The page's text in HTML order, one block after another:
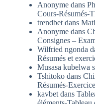
Anonyme dans
Cours-Résumés-
trendbet dans
Anonyme dans
Consignes –
Wilfried ngonda
Résumés et
Musasa kubelwa
Tshitoko dans
Résumés-
kavbet dans